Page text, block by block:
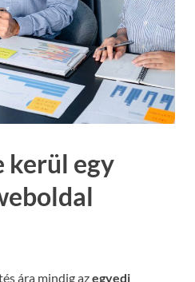
kerül egy
ára mindig azegyedi